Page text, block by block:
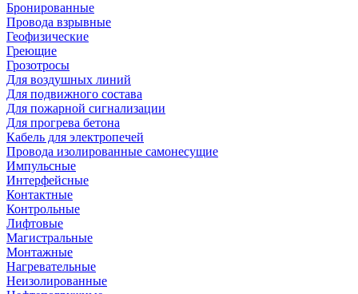
Бронированные
Провода взрывные
Геофизические
Греющие
Грозотросы
Для воздушных линий
Для подвижного состава
Для пожарной сигнализации
Для прогрева бетона
Кабель для электропечей
Провода изолированные самонесущие
Импульсные
Интерфейсные
Контактные
Контрольные
Лифтовые
Магистральные
Монтажные
Нагревательные
Неизолированные